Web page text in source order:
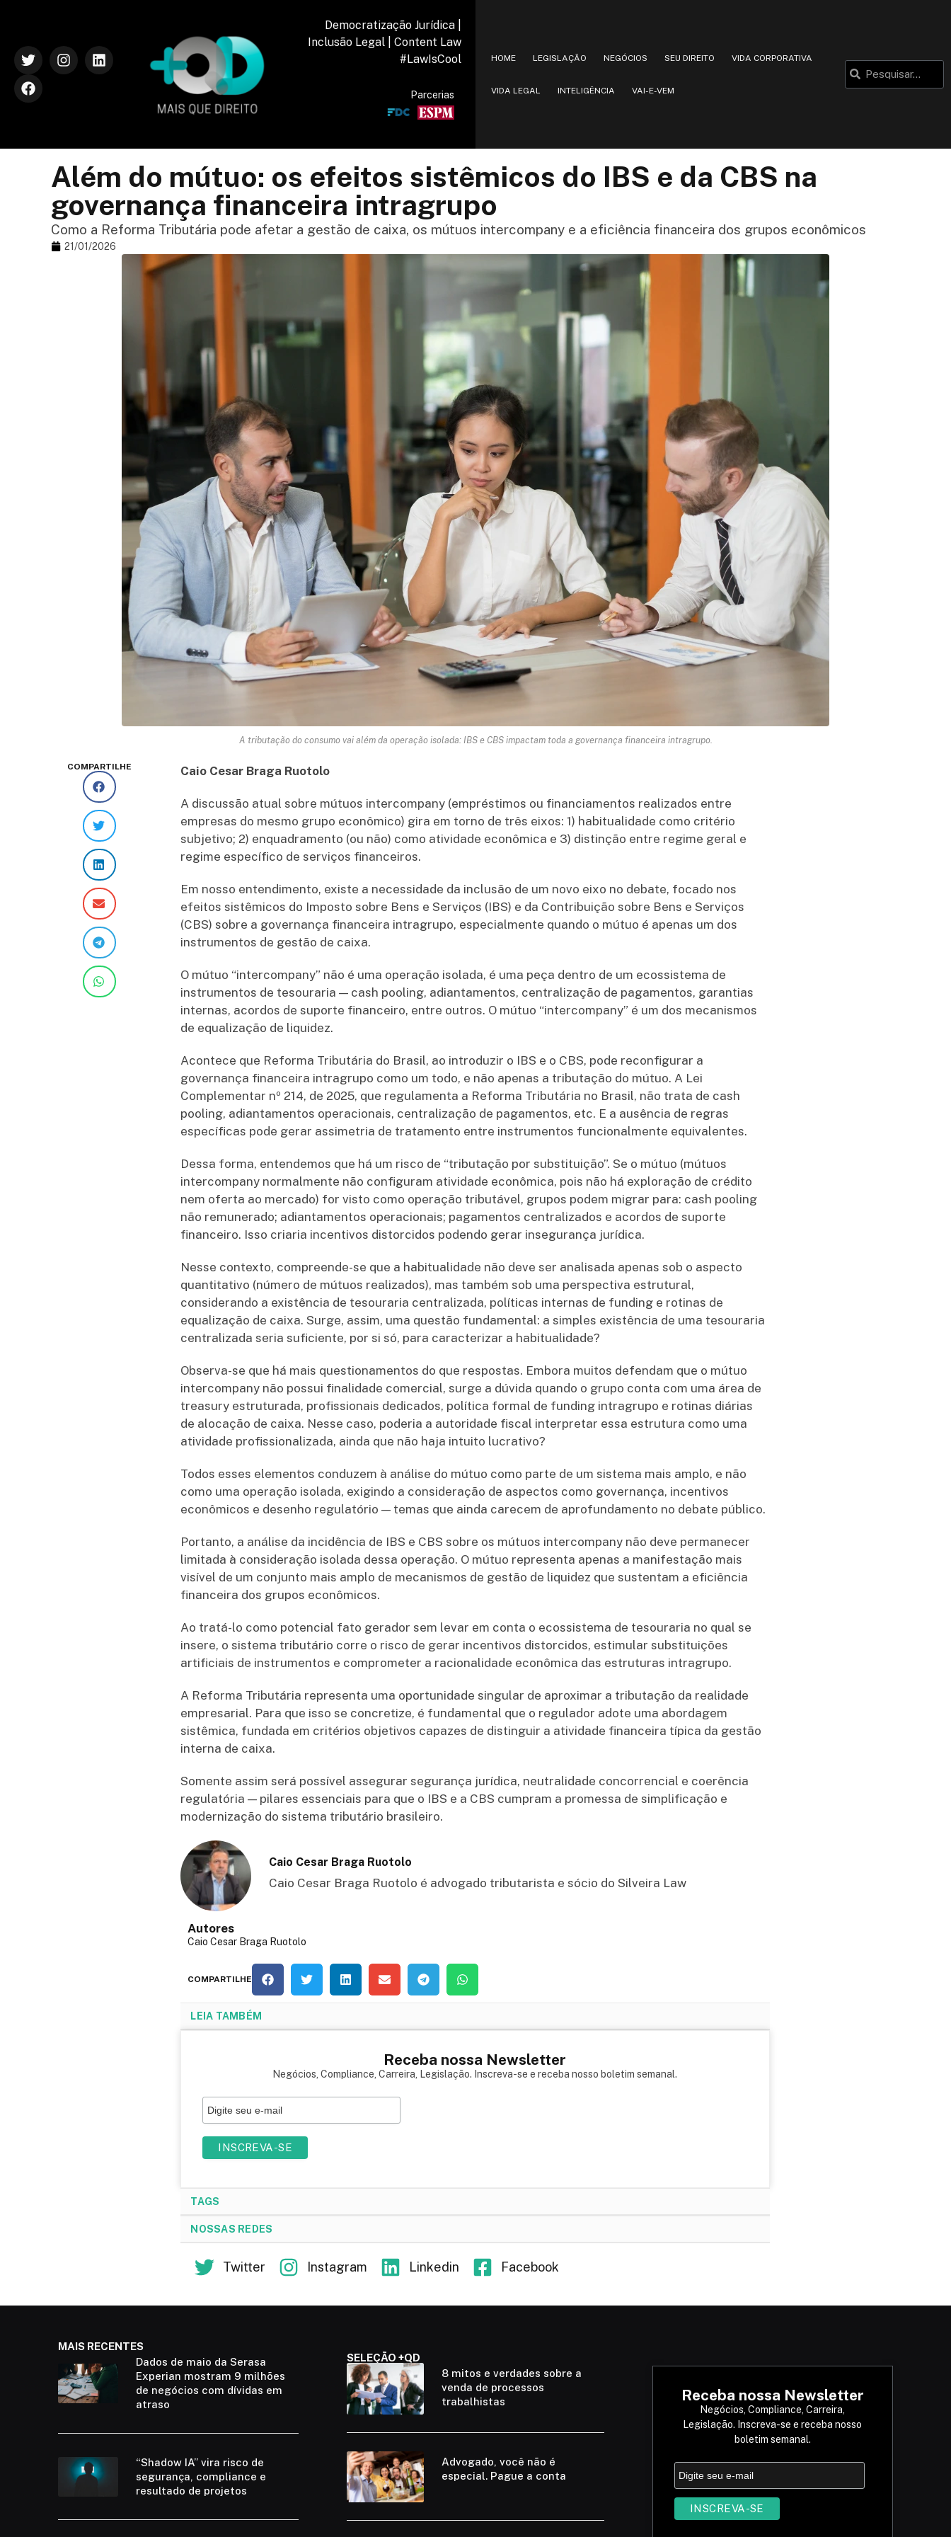
Democratização Jurídica |
Inclusão Legal | Content Law
#LawIsCool
Parcerias
HOME LEGISLAÇÃO NEGÓCIOS SEU DIREITO VIDA CORPORATIVA
VIDA LEGAL INTELIGÊNCIA VAI-E-VEM
Além do mútuo: os efeitos sistêmicos do IBS e da CBS na
governança financeira intragrupo
Como a Reforma Tributária pode afetar a gestão de caixa, os mútuos intercompany e a eficiência financeira dos grupos econômicos
21/01/2026
A tributação do consumo vai além da operação isolada: IBS e CBS impactam toda a governança financeira intragrupo.
COMPARTILHE Caio Cesar Braga Ruotolo
A discussão atual sobre mútuos intercompany (empréstimos ou financiamentos realizados entre
empresas do mesmo grupo econômico) gira em torno de três eixos: 1) habitualidade como critério
subjetivo; 2) enquadramento (ou não) como atividade econômica e 3) distinção entre regime geral e
regime específico de serviços financeiros.
Em nosso entendimento, existe a necessidade da inclusão de um novo eixo no debate, focado nos
efeitos sistêmicos do Imposto sobre Bens e Serviços (IBS) e da Contribuição sobre Bens e Serviços
(CBS) sobre a governança financeira intragrupo, especialmente quando o mútuo é apenas um dos
instrumentos de gestão de caixa.
O mútuo “intercompany” não é uma operação isolada, é uma peça dentro de um ecossistema de
instrumentos de tesouraria — cash pooling, adiantamentos, centralização de pagamentos, garantias
internas, acordos de suporte financeiro, entre outros. O mútuo “intercompany” é um dos mecanismos
de equalização de liquidez.
Acontece que Reforma Tributária do Brasil, ao introduzir o IBS e o CBS, pode reconfigurar a
governança financeira intragrupo como um todo, e não apenas a tributação do mútuo. A Lei
Complementar nº 214, de 2025, que regulamenta a Reforma Tributária no Brasil, não trata de cash
pooling, adiantamentos operacionais, centralização de pagamentos, etc. E a ausência de regras
específicas pode gerar assimetria de tratamento entre instrumentos funcionalmente equivalentes.
Dessa forma, entendemos que há um risco de “tributação por substituição”. Se o mútuo (mútuos
intercompany normalmente não configuram atividade econômica, pois não há exploração de crédito
nem oferta ao mercado) for visto como operação tributável, grupos podem migrar para: cash pooling
não remunerado; adiantamentos operacionais; pagamentos centralizados e acordos de suporte
financeiro. Isso criaria incentivos distorcidos podendo gerar insegurança jurídica.
Nesse contexto, compreende-se que a habitualidade não deve ser analisada apenas sob o aspecto
quantitativo (número de mútuos realizados), mas também sob uma perspectiva estrutural,
considerando a existência de tesouraria centralizada, políticas internas de funding e rotinas de
equalização de caixa. Surge, assim, uma questão fundamental: a simples existência de uma tesouraria
centralizada seria suficiente, por si só, para caracterizar a habitualidade?
Observa-se que há mais questionamentos do que respostas. Embora muitos defendam que o mútuo
intercompany não possui finalidade comercial, surge a dúvida quando o grupo conta com uma área de
treasury estruturada, profissionais dedicados, política formal de funding intragrupo e rotinas diárias
de alocação de caixa. Nesse caso, poderia a autoridade fiscal interpretar essa estrutura como uma
atividade profissionalizada, ainda que não haja intuito lucrativo?
Todos esses elementos conduzem à análise do mútuo como parte de um sistema mais amplo, e não
como uma operação isolada, exigindo a consideração de aspectos como governança, incentivos
econômicos e desenho regulatório — temas que ainda carecem de aprofundamento no debate público.
Portanto, a análise da incidência de IBS e CBS sobre os mútuos intercompany não deve permanecer
limitada à consideração isolada dessa operação. O mútuo representa apenas a manifestação mais
visível de um conjunto mais amplo de mecanismos de gestão de liquidez que sustentam a eficiência
financeira dos grupos econômicos.
Ao tratá-lo como potencial fato gerador sem levar em conta o ecossistema de tesouraria no qual se
insere, o sistema tributário corre o risco de gerar incentivos distorcidos, estimular substituições
artificiais de instrumentos e comprometer a racionalidade econômica das estruturas intragrupo.
A Reforma Tributária representa uma oportunidade singular de aproximar a tributação da realidade
empresarial. Para que isso se concretize, é fundamental que o regulador adote uma abordagem
sistêmica, fundada em critérios objetivos capazes de distinguir a atividade financeira típica da gestão
interna de caixa.
Somente assim será possível assegurar segurança jurídica, neutralidade concorrencial e coerência
regulatória — pilares essenciais para que o IBS e a CBS cumpram a promessa de simplificação e
modernização do sistema tributário brasileiro.
Caio Cesar Braga Ruotolo
Caio Cesar Braga Ruotolo é advogado tributarista e sócio do Silveira Law
Autores
Caio Cesar Braga Ruotolo
COMPARTILHE
LEIA TAMBÉM
Receba nossa Newsletter
Negócios, Compliance, Carreira, Legislação. Inscreva-se e receba nosso boletim semanal.
TAGS
NOSSAS REDES
Twitter Instagram Linkedin Facebook
MAIS RECENTES
Dados de maio da Serasa
Experian mostram 9 milhões
de negócios com dívidas em
atraso
“Shadow IA” vira risco de
segurança, compliance e
resultado de projetos
SELEÇÃO +QD
8 mitos e verdades sobre a
venda de processos
trabalhistas
Advogado, você não é
especial. Pague a conta
Receba nossa Newsletter
Negócios, Compliance, Carreira,
Legislação. Inscreva-se e receba nosso
boletim semanal.